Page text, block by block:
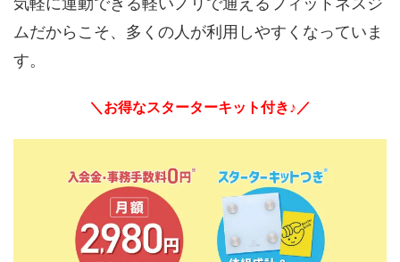
ムだからこそ、多くの人が利用しやすくなっていま
す。
＼お得なスターターキット付き♪／